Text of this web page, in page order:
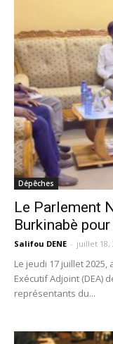
Dépêches
Le Parlement
Burkinabè pour
Salifou DENE - juillet 18,
Le jeudi 17 juillet
Exécutif Adjoint (DEA)
représentants du...